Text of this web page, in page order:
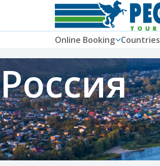
Online Booking Countries
Россия